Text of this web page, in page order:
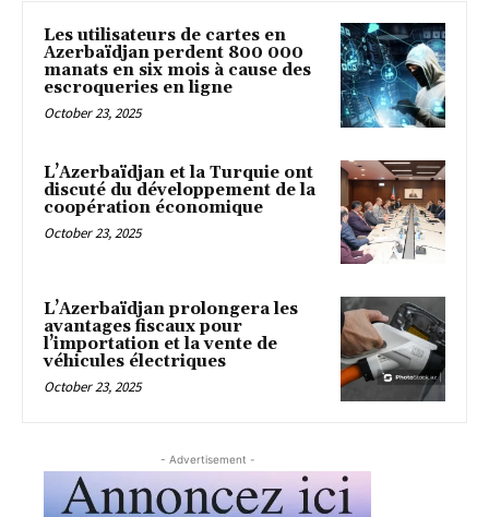
Les utilisateurs de cartes en
Azerbaïdjan perdent 800 000
manats en six mois à cause des
escroqueries en ligne
October 23, 2025
L’Azerbaïdjan et la Turquie ont
discuté du développement de la
coopération économique
October 23, 2025
L’Azerbaïdjan prolongera les
avantages fiscaux pour
l’importation et la vente de
véhicules électriques
October 23, 2025
- Advertisement -